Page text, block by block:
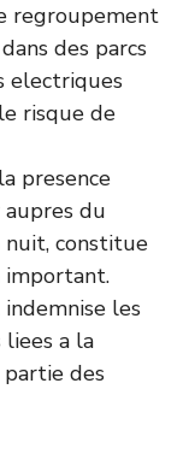
regroupement
des parcs
electriques
risque de
presence
du
constitue
indemnise les
a la
des